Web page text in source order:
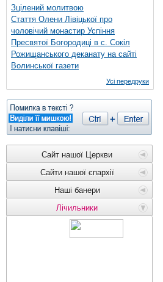
Зцілений молитвою
Стаття Олени Лівіцької про
чоловічий монастир Успіння
Пресвятої Богородиці в с. Сокіл
Рожищанського деканату на сайті
Волинської газети
Усі передруки
Сайт нашої Церкви
Сайти нашої єпархії
Наші банери
Лічильники